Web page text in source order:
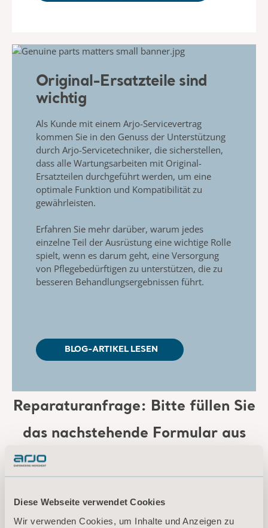
Diese Webseite verwendet Cookies
Wir verwenden Cookies, um Inhalte und Anzeigen zu
Original-Ersatzteile sind
wichtig
Als Kunde mit einem Arjo-Servicevertrag
kommen Sie in den Genuss der Unterstützung
durch Arjo-Servicetechniker, die sicherstellen,
dass alle Wartungsarbeiten mit Original-
Ersatzteilen durchgeführt werden, um eine
optimale Funktion und Kompatibilität zu
gewährleisten.
Erfahren Sie mehr darüber, warum jedes
einzelne Teil der Ausrüstung eine wichtige Rolle
spielt, wenn es darum geht, eine Versorgung
von Pflegebedürftigen zu unterstützen, die zu
besseren Behandlungsergebnissen führt.
BLOG-ARTIKEL LESEN
Reparaturanfrage: Bitte füllen Sie
das nachstehende Formular aus